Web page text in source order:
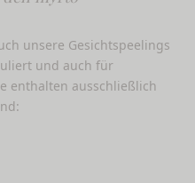
unsere Gesichtspeelings
und auch für
enthalten ausschließlich